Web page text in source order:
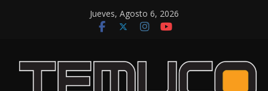
Jueves, Agosto 6, 2026